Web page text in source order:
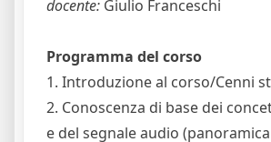
docente: Giulio Franceschi
Programma del corso
1. Introduzione al corso/Cenni
2. Conoscenza di base dei
e del segnale audio